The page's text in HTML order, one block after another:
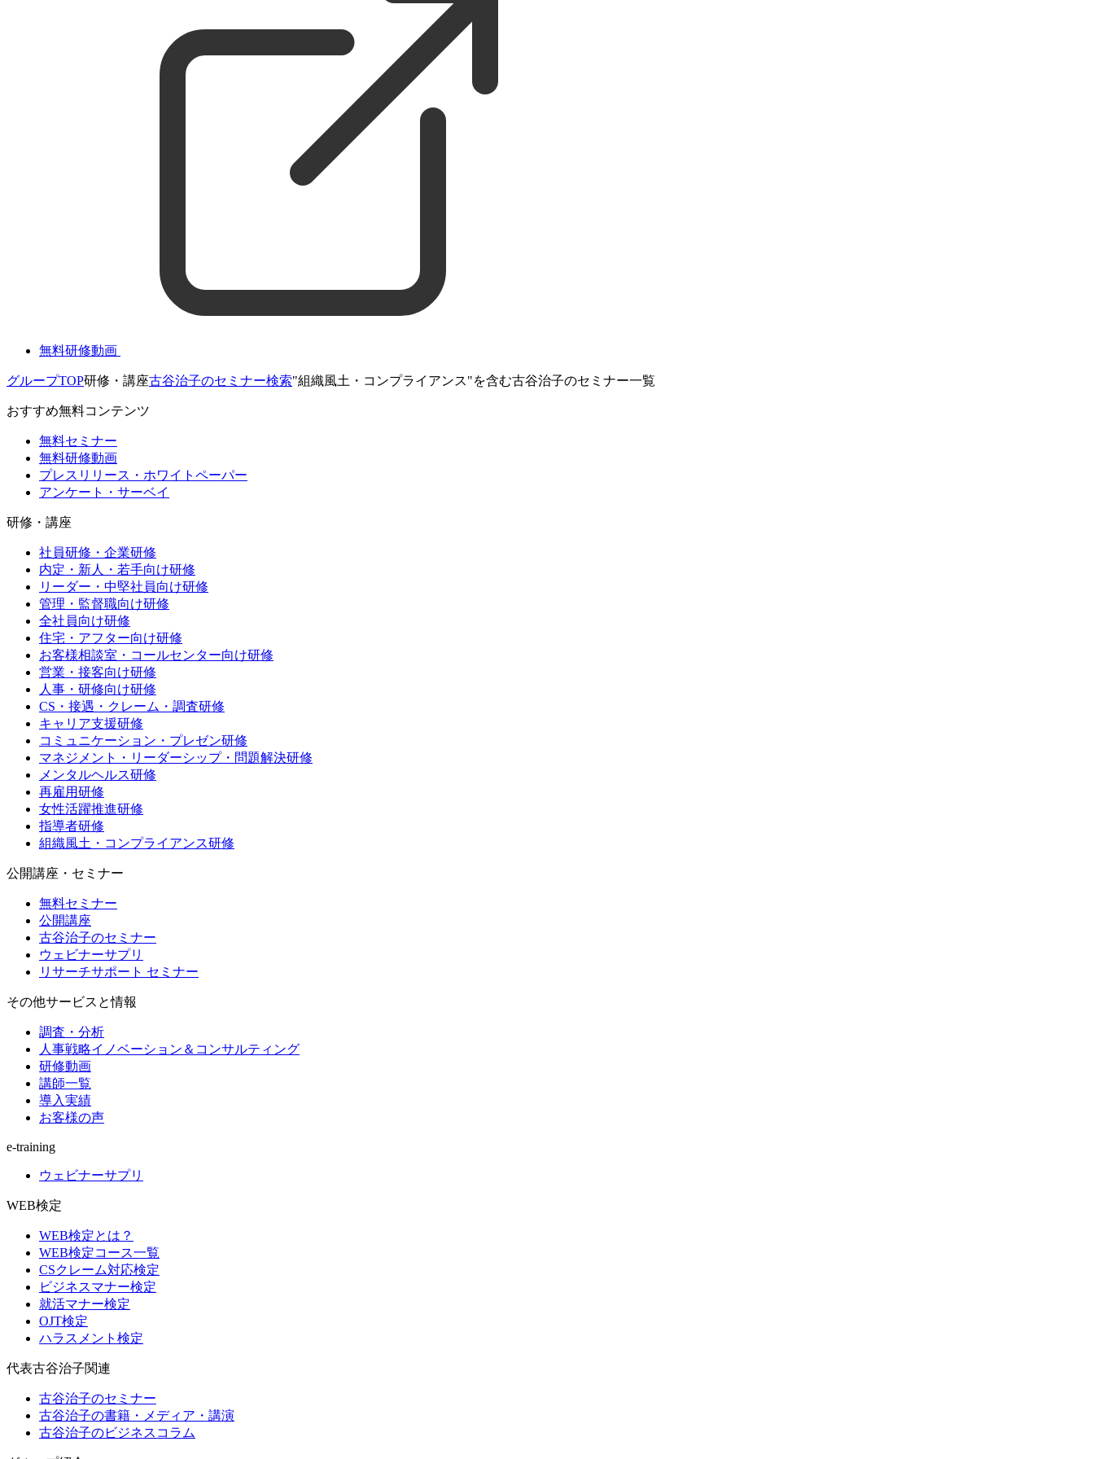
無料研修動画
グループTOP研修・講座古谷治子のセミナー検索"組織風土・コンプライアンス"を含む古谷治子のセミナー一覧
おすすめ無料コンテンツ
無料セミナー
無料研修動画
プレスリリース・ホワイトペーパー
アンケート・サーベイ
研修・講座
社員研修・企業研修
内定・新人・若手向け研修
リーダー・中堅社員向け研修
管理・監督職向け研修
全社員向け研修
住宅・アフター向け研修
お客様相談室・コールセンター向け研修
営業・接客向け研修
人事・研修向け研修
CS・接遇・クレーム・調査研修
キャリア支援研修
コミュニケーション・プレゼン研修
マネジメント・リーダーシップ・問題解決研修
メンタルヘルス研修
再雇用研修
女性活躍推進研修
指導者研修
組織風土・コンプライアンス研修
公開講座・セミナー
無料セミナー
公開講座
古谷治子のセミナー
ウェビナーサプリ
リサーチサポート セミナー
その他サービスと情報
調査・分析
人事戦略イノベーション＆コンサルティング
研修動画
講師一覧
導入実績
お客様の声
e-training
ウェビナーサプリ
WEB検定
WEB検定とは？
WEB検定コース一覧
CSクレーム対応検定
ビジネスマナー検定
就活マナー検定
OJT検定
ハラスメント検定
代表古谷治子関連
古谷治子のセミナー
古谷治子の書籍・メディア・講演
古谷治子のビジネスコラム